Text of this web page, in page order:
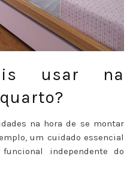
usar na
na hora de se montar
um cuidado essencial
independente do